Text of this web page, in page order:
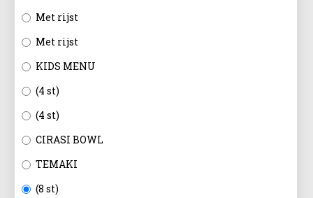
Met rijst
Met rijst
KIDS MENU
(4 st)
(4 st)
CIRASI BOWL
TEMAKI
(8 st)